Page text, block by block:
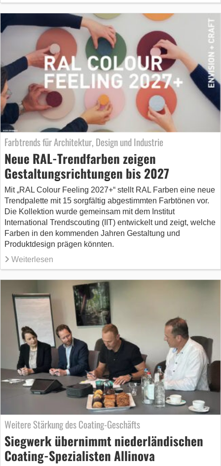
Farbtrends für Architektur, Design und Industrie
Neue RAL-Trendfarben zeigen
Gestaltungsrichtungen bis 2027
Mit „RAL Colour Feeling 2027+“ stellt RAL Farben eine neue
Trendpalette mit 15 sorgfältig abgestimmten Farbtönen vor.
Die Kollektion wurde gemeinsam mit dem Institut
International Trendscouting (IIT) entwickelt und zeigt, welche
Farben in den kommenden Jahren Gestaltung und
Produktdesign prägen könnten.
Weiterlesen
Weitere Stärkung des Coating-Geschäfts
Siegwerk übernimmt niederländischen
Coating-Spezialisten Allinova